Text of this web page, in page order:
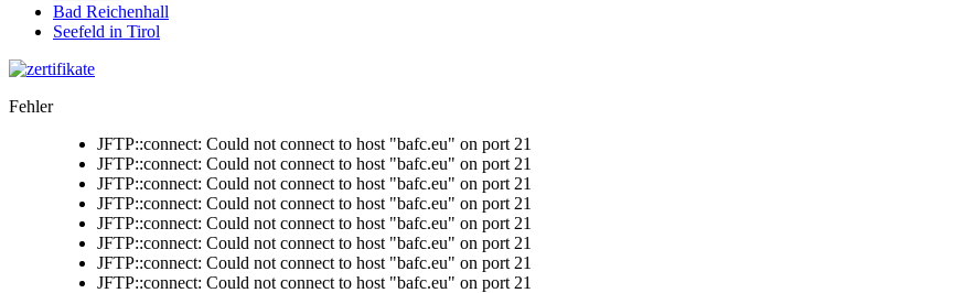
Bad Reichenhall
Seefeld in Tirol
Fehler
JFTP::connect: Could not connect to host "bafc.eu" on port 21
JFTP::connect: Could not connect to host "bafc.eu" on port 21
JFTP::connect: Could not connect to host "bafc.eu" on port 21
JFTP::connect: Could not connect to host "bafc.eu" on port 21
JFTP::connect: Could not connect to host "bafc.eu" on port 21
JFTP::connect: Could not connect to host "bafc.eu" on port 21
JFTP::connect: Could not connect to host "bafc.eu" on port 21
JFTP::connect: Could not connect to host "bafc.eu" on port 21